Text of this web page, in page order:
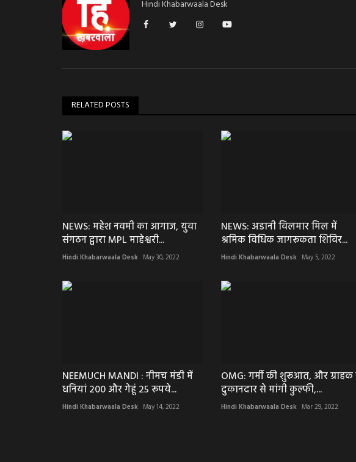
Hindi Khabarwaala Desk
RELATED POSTS
NEWS: महेश नवमी का आगाज, युवा
संगठन द्वारा MPL माहेश्वरी...
Hindi Khabarwaala Desk May 30, 2022
NEWS: अडानी विलमार मिल में
श्रमिक विधिक जागरूकता शिविर...
Hindi Khabarwaala Desk May 5, 2022
NEEMUCH MANDI : नीमच मंडी में
धनियां 200 और गेहूं 25 रूपये...
Hindi Khabarwaala Desk May 14, 2022
OMG: गर्मी की शुरूआत, और ग्राहक
दुकानदार से मांगी कुल्फी,...
Hindi Khabarwaala Desk Mar 29, 2022